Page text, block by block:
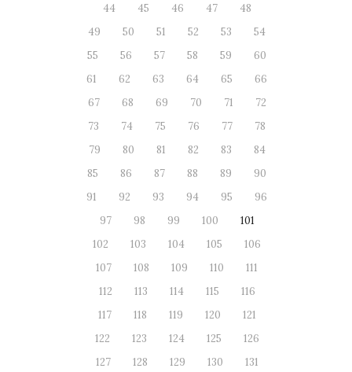
44
45 46 47
48
49
50 51 52 53
54
55
56 57 58 59
60
61
62 63 64 65
66
67
68 69 70 71
72
73
74 75 76 77
78
79
80 81 82 83
84
85
86 87 88 89
90
91
92 93 94 95
96
97
98 99 100
101
102
103 104 105
106
107
108 109 110
111
112
113 114 115
116
117
118 119 120
121
122
123 124 125
126
127
128 129 130
131